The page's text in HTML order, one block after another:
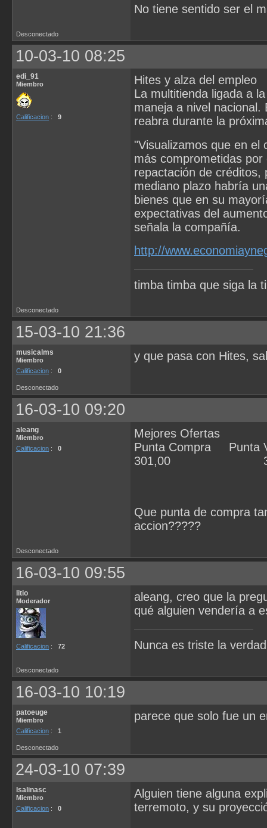
No tiene sentido ser el
Desconectado
10-03-10 08:25
edi_91
Miembro
Calificacion : 9
Hites y alza del empleo
La multitienda ligada a
maneja a nivel
reabra durante la
"Visualizamos que en el
más comprometidas
repactación de créditos,
mediano plazo habría
bienes que en su
expectativas del
señala la compañía.
http://
timba timba que siga la
Desconectado
15-03-10 21:36
musicalms
Miembro
Calificacion : 0
y que pasa con Hites,
Desconectado
16-03-10 09:20
aleang
Miembro
Calificacion : 0
Mejores Ofertas
Punta Compra Punta
301,00
Que punta de compra
accion?????
Desconectado
16-03-10 09:55
litio
Moderador
Calificacion : 72
aleang, creo que la
qué alguien vendería a
Nunca es triste la
Desconectado
16-03-10 10:19
patoeuge
Miembro
Calificacion : 1
parece que solo fue un
Desconectado
24-03-10 07:39
lsalinasc
Miembro
Calificacion : 0
Alguien tiene alguna
terremoto, y su